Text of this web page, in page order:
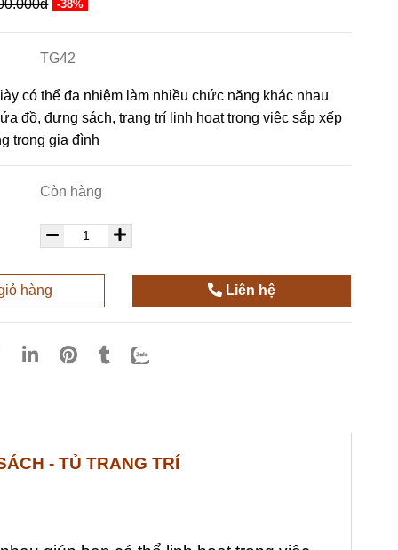
-38%
TG42
có thể đa nhiệm làm nhiều chức năng khác nhau
đồ, đựng sách, trang trí linh hoạt trong việc sắp xếp
trong gia đình
Còn hàng
hàng Liên hệ
- TỦ TRANG TRÍ